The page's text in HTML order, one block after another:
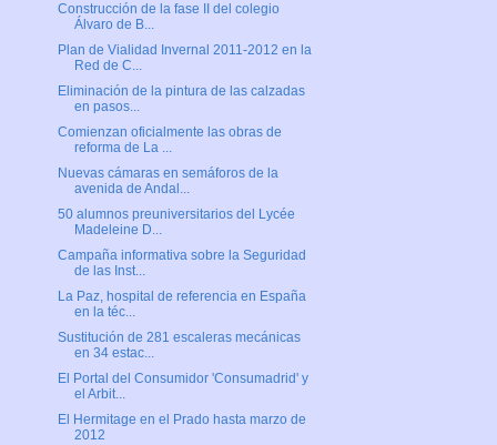
Construcción de la fase II del colegio
Álvaro de B...
Plan de Vialidad Invernal 2011-2012 en la
Red de C...
Eliminación de la pintura de las calzadas
en pasos...
Comienzan oficialmente las obras de
reforma de La ...
Nuevas cámaras en semáforos de la
avenida de Andal...
50 alumnos preuniversitarios del Lycée
Madeleine D...
Campaña informativa sobre la Seguridad
de las Inst...
La Paz, hospital de referencia en España
en la téc...
Sustitución de 281 escaleras mecánicas
en 34 estac...
El Portal del Consumidor 'Consumadrid' y
el Arbit...
El Hermitage en el Prado hasta marzo de
2012